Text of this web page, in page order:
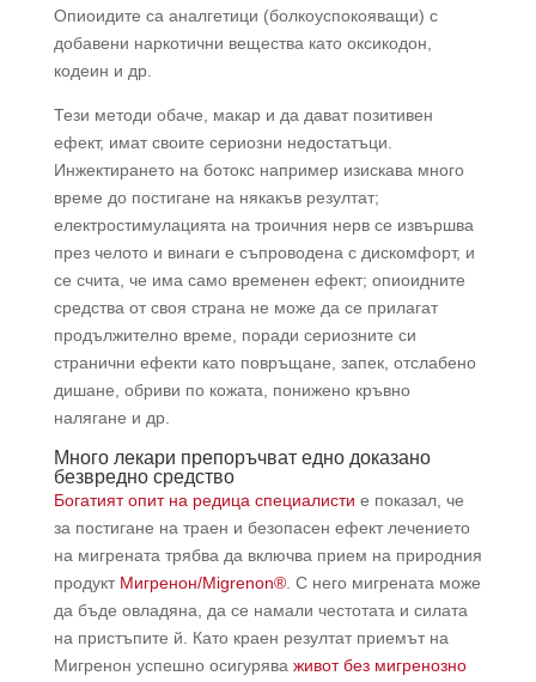
Опиоидите са аналгетици (болкоуспокояващи) с
добавени наркотични вещества като оксикодон,
кодеин и др.
Тези методи обаче, макар и да дават позитивен
ефект, имат своите сериозни недостатъци.
Инжектирането на ботокс например изискава много
време до постигане на някакъв резултат;
електростимулацията на троичния нерв се извършва
през челото и винаги е съпроводена с дискомфорт, и
се счита, че има само временен ефект; опиоидните
средства от своя страна не може да се прилагат
продължително време, поради сериозните си
странични ефекти като повръщане, запек, отслабено
дишане, обриви по кожата, понижено кръвно
налягане и др.
Много лекари препоръчват едно доказано
безвредно средство
Богатият опит на редица специалисти е показал, че
за постигане на траен и безопасен ефект лечението
на мигрената трябва да включва прием на природния
продукт Мигренон/Migrenon®. С него мигрената може
да бъде овладяна, да се намали честотата и силата
на пристъпите й. Като краен резултат приемът на
Мигренон успешно осигурява живот без мигренозно